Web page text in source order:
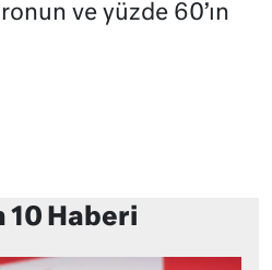
ve yüzde 60’ın
10 Haberi